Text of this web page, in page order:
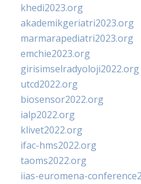
khedi2023.org
akademikgeriatri2023.org
marmarapediatri2023.org
emchie2023.org
girisimselradyoloji2022.org
utcd2022.org
biosensor2022.org
ialp2022.org
klivet2022.org
ifac-hms2022.org
taoms2022.org
iias-euromena-